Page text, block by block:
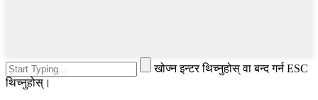
खोज्न इन्टर थिच्नुहोस् वा बन्द गर्न ESC
थिच्नुहोस्।